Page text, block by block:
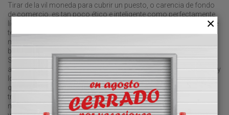
Tirar de la vil moneda para cubrir un puesto, o carencia de fondo
de comercio, es tan poco ético e inteligente como perfectamente
lícito. Si bien hay que tener en cuenta que aquella persona que dice
tener un fondo de comercio y es verdad, mañana se irá por las
mismas razones, y si es un “vividor”, acabarás tirando dinero a la
basura, y en ambos casos será el mismo resultado.
Sinceramente, si este es el futuro profesional que le deparan los
años venideros a los transitarios, en el que los costes van al alza y
los márgenes, ergo los ingresos, van a la baja, las navieras se
quedarán con la carga, que les pertenece, al igual que los
transportistas con el resto en tierra. Parece que la administración
no se quedaría con las operaciones aduaneras. “La pereza tiene